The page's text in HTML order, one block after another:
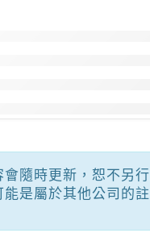
隨時更新，恕不另行
是屬於其他公司的